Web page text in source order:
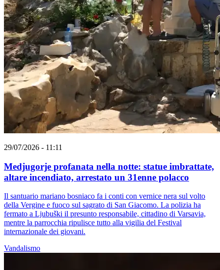
29/07/2026 - 11:11
Medjugorje profanata nella notte: statue imbrattate,
altare incendiato, arrestato un 31enne polacco
Il santuario mariano bosniaco fa i conti con vernice nera sul volto
della Vergine e fuoco sul sagrato di San Giacomo. La polizia ha
fermato a Ljubuški il presunto responsabile, cittadino di Varsavia,
mentre la parrocchia ripulisce tutto alla vigilia del Festival
internazionale dei giovani.
Vandalismo